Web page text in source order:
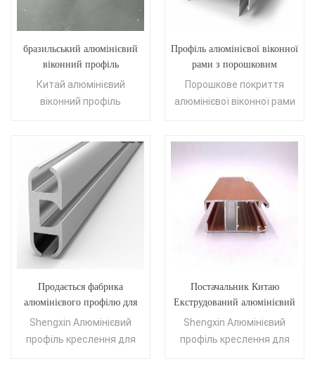
бразильський алюмінієвий
віконний профіль
анодований китайський
алюмінієвий віконний
профіль
Китай алюмінієвий
віконний профіль
Профіль алюмінієвої віконної
рами з порошковим
покриттям гарячого продажу
для ринку Кіпру
Порошкове покриття
алюмінієвої віконної рами
Продається фабрика
алюмінієвого профілю для
віконної та дверної рами
Кіпр
Shengxin Алюмінієвий
профіль креслення для
Постачальник Китаю
Екструдований алюмінієвий
профіль для теплиці Ефіопії
Shengxin Алюмінієвий
профіль креслення для